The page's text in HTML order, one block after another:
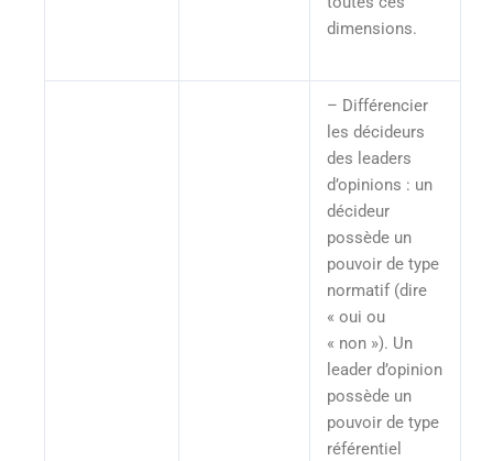
dimensions.
– Différencier
les décideurs
des leaders
d’opinions : un
décideur
possède un
pouvoir de type
normatif (dire
« oui ou
« non »). Un
leader d’opinion
possède un
pouvoir de type
référentiel